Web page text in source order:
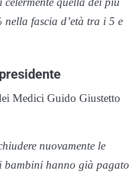
nella fascia d’età tra i 5 e
Medici Guido Giustetto
nuovamente le
bambini hanno già pagato